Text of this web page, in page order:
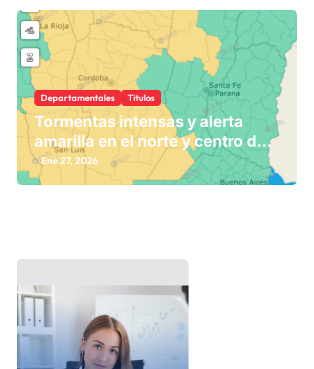
Departamentales Titulos
Tormentas intensas y alerta
amarilla en el norte y centro del
país
Ene 27, 2026